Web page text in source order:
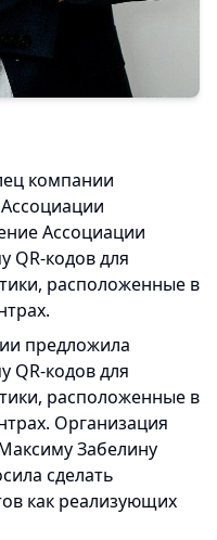
компании
Ассоциации
QR-кодов для
расположенные в
предложила
QR-кодов для
расположенные в
Организация
Забелину
сделать
как реализующих